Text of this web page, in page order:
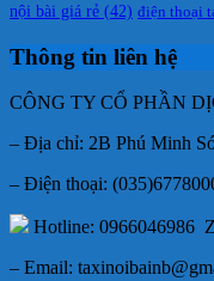
nội bài giá rẻ (42) điện thoại
Thông tin liên hệ
CÔNG TY CỔ PHẦN
– Địa chỉ: 2B Phú Minh
– Điện thoại:
Hotline: 0966046986
– Email: